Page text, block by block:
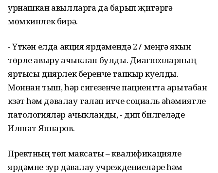
урнашкан авылларга да барып җитәргә
мөмкинлек бирә.
- Үткән елда акция ярдәмендә 27 меңгә якын
төрле авыру ачыклап булды. Диагнозларның
яртысы диярлек беренче тапкыр куелды.
Моннан тыш, һәр сигезенче пациентта арытабан
күзәтү һәм дәвалау таләп итүче социаль әһәмиятле
патологияләр ачыкланды, - дип билгеләде
Илшат Яппаров.
Пректның төп максаты – квалификацияле
ярдәмне зур дәвалау учреждениеләре һәм